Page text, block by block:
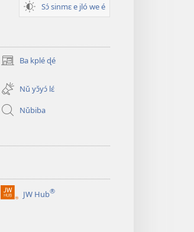
Sɔ́ sinmɛ e jló we é
Ba kplé ɖé
(opens
window)Nǔ yɔ̌yɔ́ lɛ́
Nǔbiba
JW Hub®
(opens